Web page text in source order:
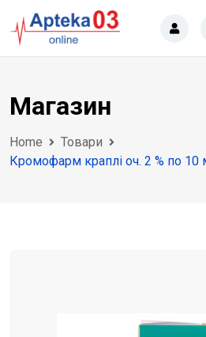
to
content
Магазин
Home
Товари
Кромофарм краплі оч. 2 % по 10